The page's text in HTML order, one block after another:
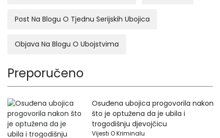
Post Na Blogu O Tjednu Serijskih Ubojica
Objava Na Blogu O Ubojstvima
Preporučeno
Osuđena ubojica progovorila nakon
što je optužena da je ubila i
trogodišnju djevojčicu
Vijesti O Kriminalu